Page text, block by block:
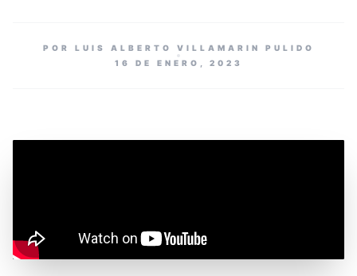
POR LUIS ALBERTO VILLAMARIN PULIDO
16 DE ENERO, 2023